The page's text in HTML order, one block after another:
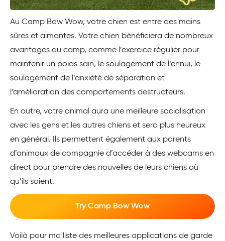
Au Camp Bow Wow, votre chien est entre des mains
sûres et aimantes. Votre chien bénéficiera de nombreux
avantages au camp, comme l’exercice régulier pour
maintenir un poids sain, le soulagement de l’ennui, le
soulagement de l’anxiété de séparation et
l’amélioration des comportements destructeurs.
En outre, votre animal aura une meilleure socialisation
avec les gens et les autres chiens et sera plus heureux
en général. Ils permettent également aux parents
d’animaux de compagnie d’accéder à des webcams en
direct pour prendre des nouvelles de leurs chiens où
qu’ils soient.
Try Camp Bow Wow
Voilà pour ma liste des meilleures applications de garde